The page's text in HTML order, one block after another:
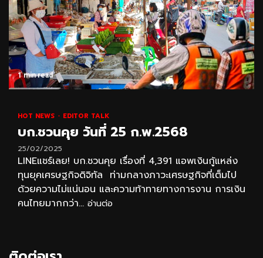
1 min read
HOT NEWS EDITOR TALK
บก.ชวนคุย วันที่ 25 ก.พ.2568
25/02/2025
LINEแชร์เลย! บก.ชวนคุย เรื่องที่ 4,391 แอพเงินกู้แหล่ง
ทุนยุคเศรษฐกิจดิจิทัล ท่ามกลางภาวะเศรษฐกิจที่เต็มไป
ด้วยความไม่แน่นอน และความท้าทายทางการงาน การเงิน
คนไทยมากกว่า... อ่านต่อ